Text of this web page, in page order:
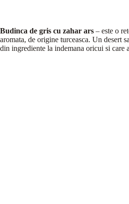
Budinca de gris cu zahar ars – este o
aromata, de origine turceasca. Un desert
din ingrediente la indemana oricui si care